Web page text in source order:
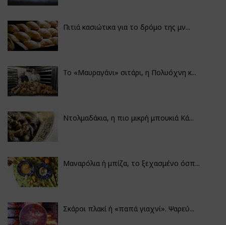
Πιτιά κασιώτικα για το δρόμο της μν...
Το «Μαυραγάνι» σιτάρι, η Πολυόχνη κ...
Ντολμαδάκια, η πιο μικρή μπουκιά Κά...
Μαναρόλια ή μπίζα, το ξεχασμένο όσπ...
Σκάροι πλακί ή «παπά γιαχνί». Ψαρεύ...